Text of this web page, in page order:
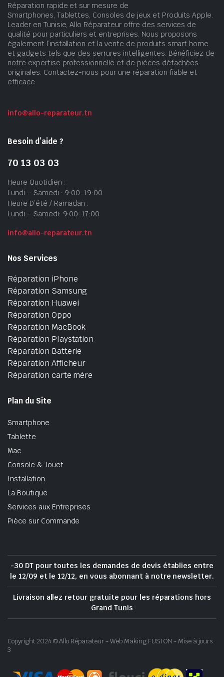
Réparation rapide et sur mesure de
Smartphones, Tablettes, Consoles de jeux et Produits Apple.
Leader en Tunisie, Allo Réparateur offre des services de
qualité pour particuliers et entreprises. Nous proposons
également l’installation et la vente de produits smart home
et gadgets tels que des serrures intelligentes. Bénéficiez de
notre expertise professionnelle et de pièces détachées
originales. Contactez-nous pour une réparation fiable et
efficace.
info@allo-reparateur.tn
Besoin d’aide ?
70 13 03 03
Heure Quotidien :
Lundi – Samedi : 9:00-19:00
Heure D’été / Ramadan :
Lundi – Samedi: 9:00-17:00
info@allo-reparateur.tn
Nos Services
Réparation iPhone
Réparation Samsung
Réparation Huawei
Réparation Oppo
Réparation MacBook
Réparation Playstation
Réparation Batterie
Réparation Afficheur
Réparation carte mère
Plan du Site
Smartphone
Tablette
Mac
Console & Jouet
Installation
La Boutique
Services aux Entreprises
Pièce sur Commande
-30 DT pour toutes les demandes de devis établies entre
le 12/09 et le 12/12, en vous abonnant à notre newsletter.
Livraison allez retour gratuite pour les réparations hors
Grand Tunis
Copyright 2024 © Allo Réparateur - Web Making FUSION - Mise à jours
3